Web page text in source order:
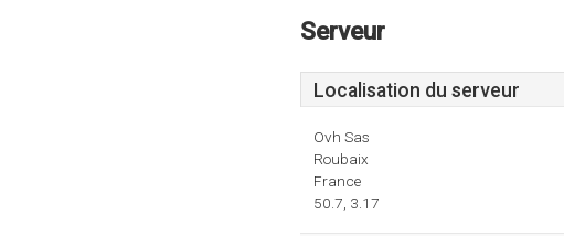
Serveur
Localisation du serveur
Ovh Sas
Roubaix
France
50.7, 3.17